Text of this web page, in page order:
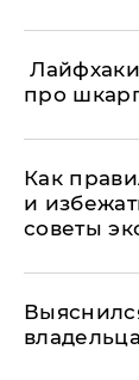
про
Как
и
советы